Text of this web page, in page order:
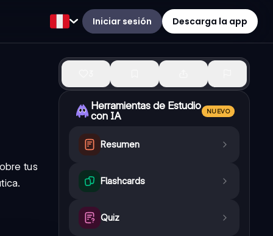
Iniciar sesión Descarga la app
tus
Herramientas de Estudio
con IA
NUEVO
Resumen
Flashcards
Quiz